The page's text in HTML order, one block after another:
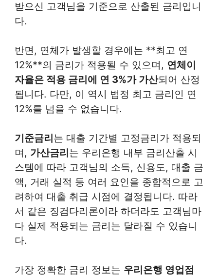
받으신 고객님을 기준으로 산출된 금리입니
다.
반면, 연체가 발생할 경우에는 **최고 연
12%**의 금리가 적용될 수 있으며, 연체이
자율은 적용 금리에 연 3%가 가산되어 산정
됩니다. 다만, 이 역시 법정 최고 금리인 연
12%를 넘을 수 없습니다.
기준금리는 대출 기간별 고정금리가 적용되
며, 가산금리는 우리은행 내부 금리산출 시
스템에 따라 고객님의 소득, 신용도, 대출 금
액, 거래 실적 등 여러 요인을 종합적으로 고
려하여 대출 취급 시점에 결정됩니다. 따라
서 같은 징검다리론이라 하더라도 고객님마
다 실제 적용되는 금리는 달라질 수 있습니
다.
가장 정확한 금리 정보는 우리은행 영업점